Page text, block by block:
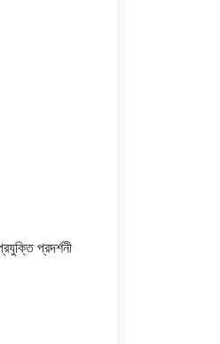
প্রদর্শনী